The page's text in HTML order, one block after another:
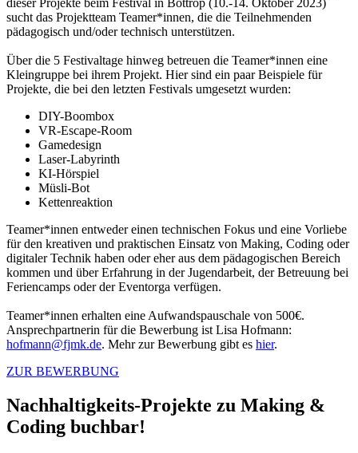
dieser Projekte beim Festival in Bottrop (10.-14. Oktober 2023)
sucht das Projektteam Teamer*innen, die die Teilnehmenden
pädagogisch und/oder technisch unterstützen.
Über die 5 Festivaltage hinweg betreuen die Teamer*innen eine
Kleingruppe bei ihrem Projekt. Hier sind ein paar Beispiele für
Projekte, die bei den letzten Festivals umgesetzt wurden:
DIY-Boombox
VR-Escape-Room
Gamedesign
Laser-Labyrinth
KI-Hörspiel
Müsli-Bot
Kettenreaktion
Teamer*innen entweder einen technischen Fokus und eine Vorliebe
für den kreativen und praktischen Einsatz von Making, Coding oder
digitaler Technik haben oder eher aus dem pädagogischen Bereich
kommen und über Erfahrung in der Jugendarbeit, der Betreuung bei
Feriencamps oder der Eventorga verfügen.
Teamer*innen erhalten eine Aufwandspauschale von 500€.
Ansprechpartnerin für die Bewerbung ist Lisa Hofmann:
hofmann@fjmk.de. Mehr zur Bewerbung gibt es hier.
ZUR BEWERBUNG
Nachhaltigkeits-Projekte zu Making &
Coding buchbar!